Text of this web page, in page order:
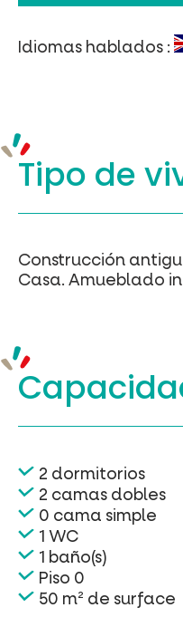
Idiomas hablados :
Tipo de
Construcción
Casa. Amueblado
2 dormitorios
2 camas dobles
0 cama simple
1 WC
1 baño(s)
Piso 0
50 m² de surface